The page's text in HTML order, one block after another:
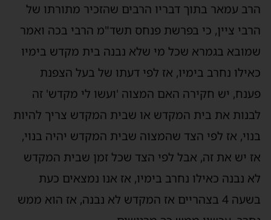
הרב עמאר בתוך דבריו הרבים שהזכיר מתורתו של
הרבי ציין, כי בפרשת פנחס תשד"מ הרבי בכה ואמר
שמובא בגמרא שכל מי שלא נבנה בית מקדש בימיו
כאילו נחרב בימיו, אז לפי דעתו של בעל הצפנת
פענח, יש חקירה האם המצוה 'ועשו לי מקדש' זה
לבנות את בית המקדש או שבית המקדש צריך להיות
בנוי, אז לפי הצד שהמצוה שבית המקדש יהיה בנוי,
אז יש את זה, אבל לפי הצד שכל זמן שבית המקדש
לא נבנה כאילו נחרב בימיו, אז אנו נמצאים כעת
בשעה 4 בצהריים אז המקדש לא נבנה, אז הוא ממש